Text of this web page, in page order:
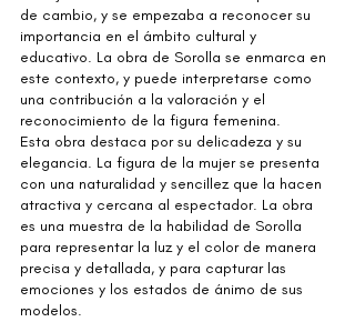
de cambio, y se empezaba a reconocer su
importancia en el ámbito cultural y
educativo. La obra de Sorolla se enmarca en
este contexto, y puede interpretarse como
una contribución a la valoración y el
reconocimiento de la figura femenina.
Esta obra destaca por su delicadeza y su
elegancia. La figura de la mujer se presenta
con una naturalidad y sencillez que la hacen
atractiva y cercana al espectador. La obra
es una muestra de la habilidad de Sorolla
para representar la luz y el color de manera
precisa y detallada, y para capturar las
emociones y los estados de ánimo de sus
modelos.